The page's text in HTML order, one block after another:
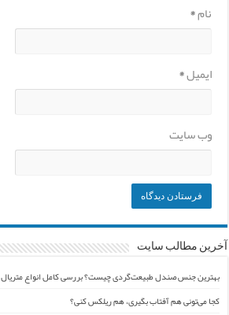
نام*
ایمیل*
وب‌ سایت
آخرین مطالب سایت
بهترین جنس صندل طبیعت‌گردی چیست؟ بررسی کامل انواع متریال
کجا می‌تونی هم آفتاب بگیری، هم ریلکس کنی؟